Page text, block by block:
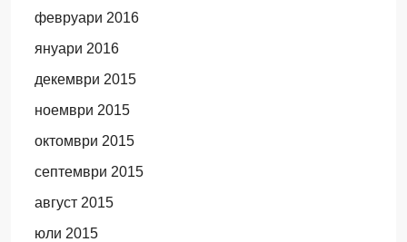
февруари 2016
януари 2016
декември 2015
ноември 2015
октомври 2015
септември 2015
август 2015
юли 2015